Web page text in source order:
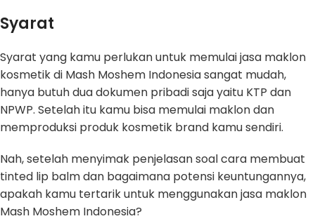
Syarat
Syarat yang kamu perlukan untuk memulai jasa maklon
kosmetik di Mash Moshem Indonesia sangat mudah,
hanya butuh dua dokumen pribadi saja yaitu KTP dan
NPWP. Setelah itu kamu bisa memulai maklon dan
memproduksi produk kosmetik brand kamu sendiri.
Nah, setelah menyimak penjelasan soal cara membuat
tinted lip balm dan bagaimana potensi keuntungannya,
apakah kamu tertarik untuk menggunakan jasa maklon
Mash Moshem Indonesia?